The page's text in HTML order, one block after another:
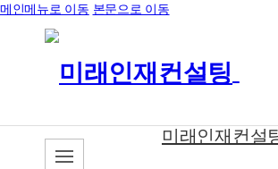
메인메뉴로 이동 본문으로 이동
미래인재컨설